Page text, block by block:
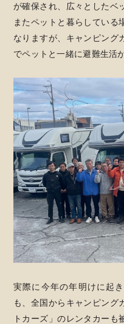
が確保され、広々としたベ
またペットと暮らしている
なりますが、キャンピング
でペットと一緒に避難生活
実際に今年の年明けに起
も、全国からキャンピング
トカーズ」のレンタカー